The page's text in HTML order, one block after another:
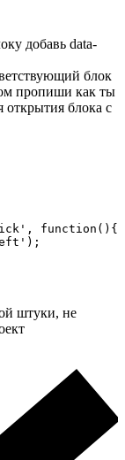
добавь data-
блок
пропиши как ты
блока с
function(){
штуки, не